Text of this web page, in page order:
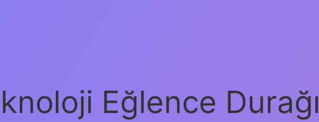
Eğlence Durağı